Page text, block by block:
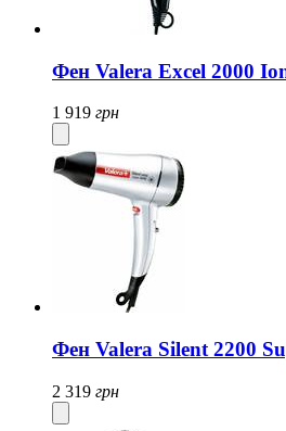
Фен Valera Excel 2000
1 919 грн
Фен Valera Silent 2200
2 319 грн